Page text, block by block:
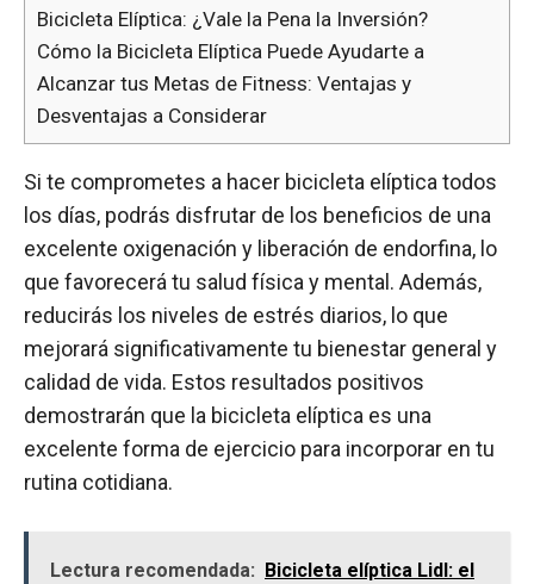
Bicicleta Elíptica: ¿Vale la Pena la Inversión?
Cómo la Bicicleta Elíptica Puede Ayudarte a
Alcanzar tus Metas de Fitness: Ventajas y
Desventajas a Considerar
Si te comprometes a hacer bicicleta elíptica todos
los días, podrás disfrutar de los beneficios de una
excelente oxigenación y liberación de endorfina, lo
que favorecerá tu salud física y mental. Además,
reducirás los niveles de estrés diarios, lo que
mejorará significativamente tu bienestar general y
calidad de vida. Estos resultados positivos
demostrarán que la bicicleta elíptica es una
excelente forma de ejercicio para incorporar en tu
rutina cotidiana.
Lectura recomendada: Bicicleta elíptica Lidl: el